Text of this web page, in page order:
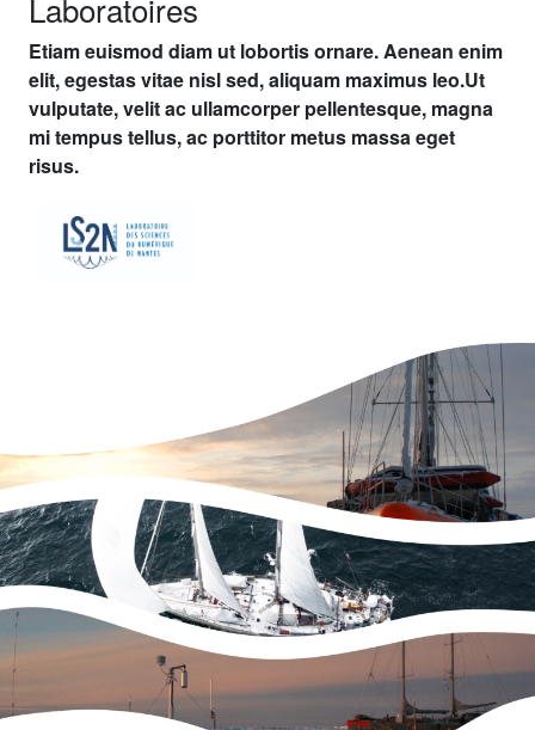
Laboratoires
Etiam euismod diam ut lobortis ornare. Aenean enim
elit, egestas vitae nisl sed, aliquam maximus leo.Ut
vulputate, velit ac ullamcorper pellentesque, magna
mi tempus tellus, ac porttitor metus massa eget
risus.